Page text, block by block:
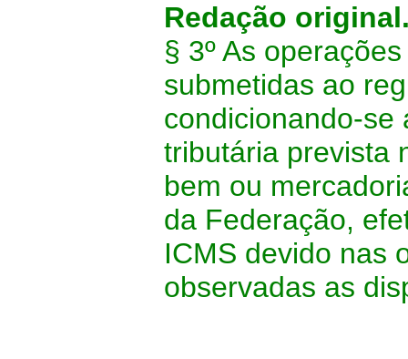
Redação original
§ 3º As
submetidas ao
condicionando-se
tributária prevista
bem ou
da Federação,
ICMS devido nas
observadas as